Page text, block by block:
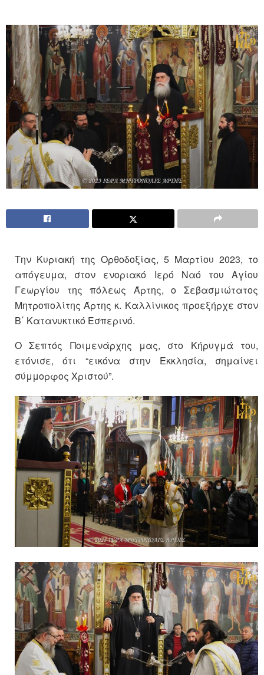
Την Κυριακή της Ορθοδοξίας, 5 Μαρτίου 2023, το
απόγευμα, στον ενοριακό Ιερό Ναό του Αγίου
Γεωργίου της πόλεως Άρτης, ο Σεβασμιώτατος
Μητροπολίτης Άρτης κ. Καλλίνικος προεξήρχε στον
Β΄ Κατανυκτικό Εσπερινό.
Ο Σεπτός Ποιμενάρχης μας, στο Κήρυγμά του,
ετόνισε, ότι “εικόνα στην Εκκλησία, σημαίνει
σύμμορφος Χριστού”.